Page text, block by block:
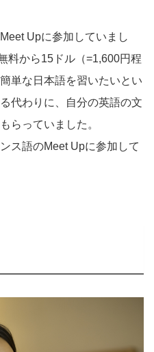
Upに参加していまし
料から15ドル（=1,600円程
単な日本語を習いたいとい
代わりに、自分の英語の文
らっていました。
ス語のMeet Upに参加して